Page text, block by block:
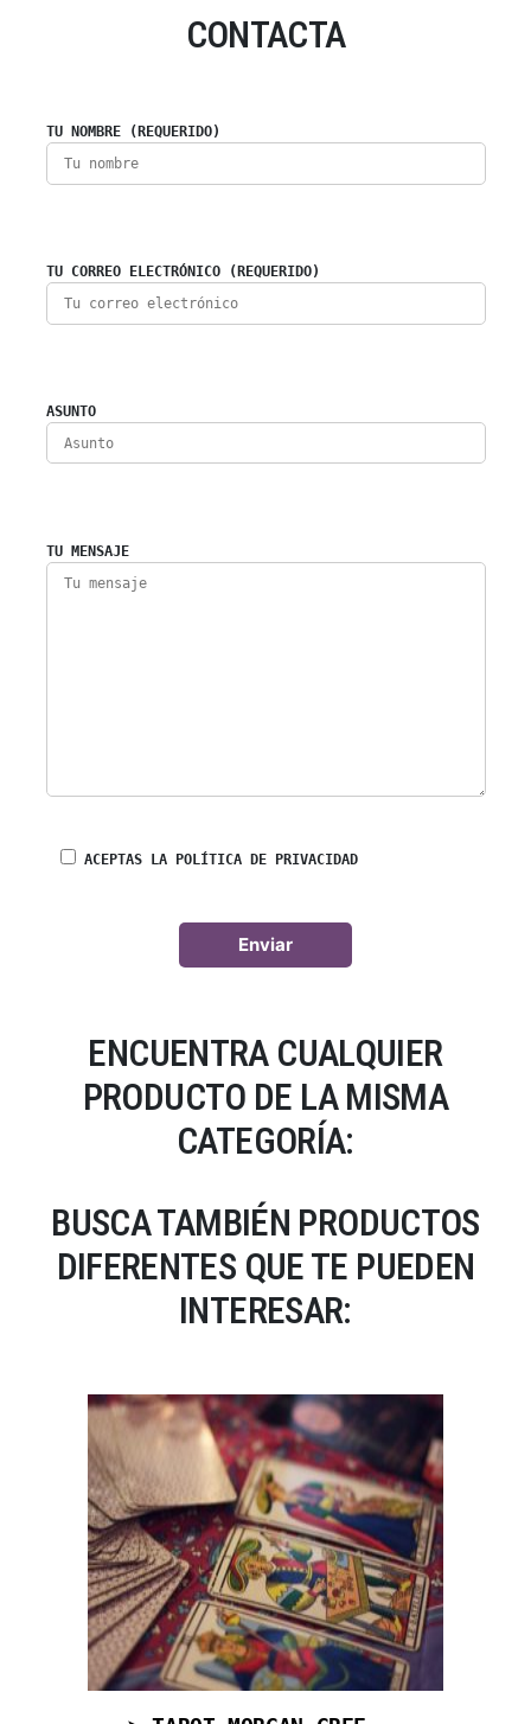
CONTACTA
TU NOMBRE (REQUERIDO)
TU CORREO ELECTRÓNICO (REQUERIDO)
ASUNTO
TU MENSAJE
ACEPTAS LA POLÍTICA DE PRIVACIDAD
ENCUENTRA CUALQUIER
PRODUCTO DE LA MISMA
CATEGORÍA:
BUSCA TAMBIÉN PRODUCTOS
DIFERENTES QUE TE PUEDEN
INTERESAR: